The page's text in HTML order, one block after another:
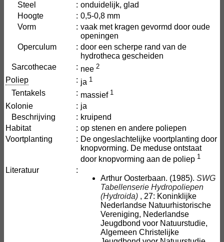
Steel
: onduidelijk, glad
Hoogte
: 0,5-0,8 mm
Vorm
: vaak met kragen gevormd door oude
openingen
Operculum
: door een scherpe rand van de
hydrotheca gescheiden
Sarcothecae
: nee 2
Poliep : ja 1
Tentakels : massief 1
Kolonie : ja
Beschrijving
: kruipend
Habitat
: op stenen en andere poliepen
Voortplanting
: De ongeslachtelijke voortplanting door
knopvorming. De meduse ontstaat
door knopvorming aan de poliep 1
Literatuur
:
Arthur Oosterbaan. (1985). SWG
Tabellenserie Hydropoliepen
(Hydroida) , 27: Koninklijke
Nederlandse Natuurhistorische
Vereniging, Nederlandse
Jeugdbond voor Natuurstudie,
Algemeen Christelijke